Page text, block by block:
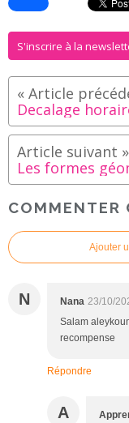
S'inscrire à la
Decalage
COMMENTER
Ajouter
N Nana 23/10/
Salam
recompense
Répondre
A